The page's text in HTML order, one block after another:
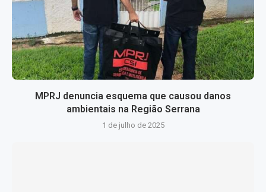
MPRJ denuncia esquema que causou danos
ambientais na Região Serrana
1 de julho de 2025